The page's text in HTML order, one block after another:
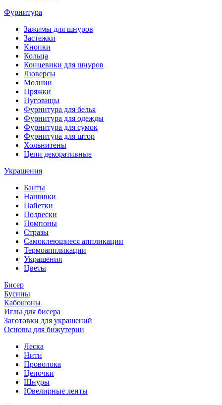
Фурнитура
Зажимы для шнуров
Застежки
Кнопки
Кольца
Концевики для шнуров
Люверсы
Молнии
Пряжки
Пуговицы
Фурнитура для белья
Фурнитура для одежды
Фурнитура для сумок
Фурнитура для штор
Хольнитены
Цепи декоративные
Украшения
Банты
Нашивки
Пайетки
Подвески
Помпоны
Стразы
Самоклеющиеся аппликации
Термоаппликации
Украшения
Цветы
Бисер
Бусины
Кабошоны
Иглы для бисера
Заготовки для украшений
Основы для бижутерии
Леска
Нити
Проволока
Цепочки
Шнуры
Ювелирные ленты